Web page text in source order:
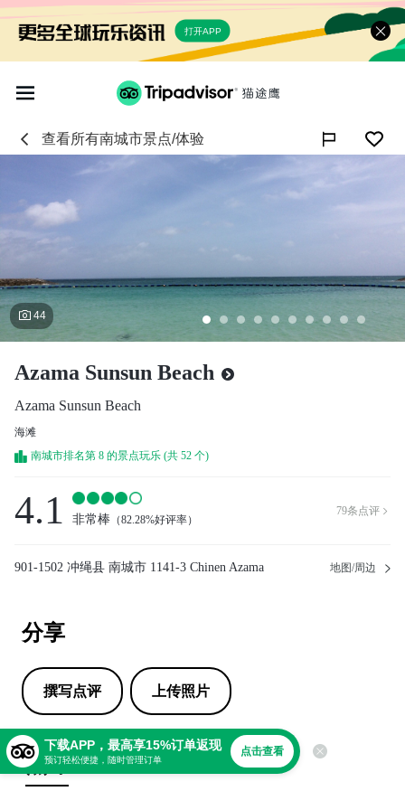
打开APP
查看所有南城市景点/体验
 44
Azama Sunsun Beach
Azama Sunsun Beach
海滩
南城市排名第 8 的景点玩乐 (共 52 个)
4.1 非常棒 （82.28%好评率）
79条点评 
901-1502 冲绳县 南城市 1141-3 Chinen Azama 地图/周边
分享
撰写点评 上传照片
点评
下载APP，最高享15%订单返现
预订轻松便捷，随时管理订单
点击查看